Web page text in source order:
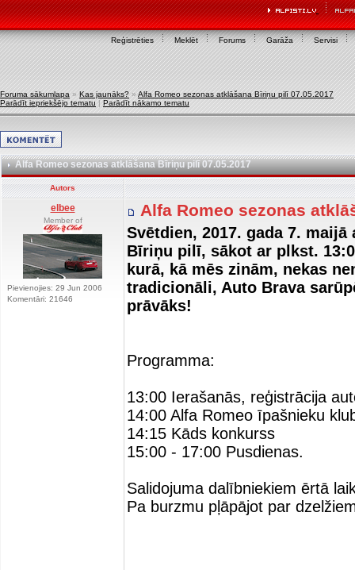
Reģistrēties Meklēt Forums Garāža Servisi
Foruma sākumlapa » Kas jaunāks? » Alfa Romeo sezonas atklāšana Bīriņu pilī 07.05.2017
Parādīt iepriekšējo tematu | Parādīt nākamo tematu
Alfa Romeo sezonas atklāšana Bīriņu pilī 07.05.2017
Autors
elbee
Member of
Pievienojies: 29 Jun 2006
Komentāri: 21646
Alfa Romeo sezonas
Svētdien, 2017. gada 7.
Bīriņu pilī, sākot ar plkst.
kurā, kā mēs zinām, nekas
tradicionāli, Auto Brava
prāvāks!
Programma:
13:00 Ierašanās, reģistrācija
14:00 Alfa Romeo īpašnieku
14:15 Kāds konkurss
15:00 - 17:00 Pusdienas.
Salidojuma dalībniekiem ērtā
Pa burzmu pļāpājot par